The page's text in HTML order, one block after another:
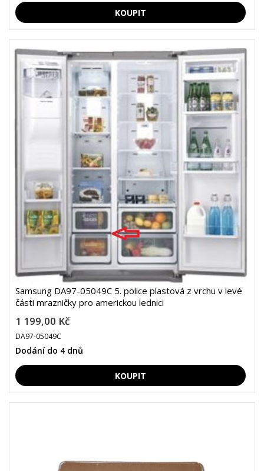
Samsung DA97-05049C 5. police plastová z vrchu v levé
části mrazničky pro americkou lednici
1 199,00 Kč
DA97-05049C
Dodání do 4 dnů